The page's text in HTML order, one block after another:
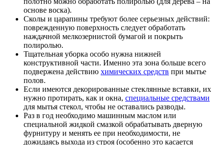
основе воска).
Сколы и царапины требуют более серьезных действий:
поврежденную поверхность следует обработать
наждачной мелкозернистой бумагой и покрыть
полиролью.
Тщательная уборка особо нужна нижней
конструктивной части. Именно эта зона больше всего
подвержена действию химических средств при мытье
полов.
Если имеются декорированные стеклянные вставки, их
нужно протирать, как и окна, специальные средствами
для мытья стекол, чтобы не оставались разводы.
Раз в год необходимо машинным маслом или
специальной жидкой смазкой обрабатывать дверную
фурнитуру и менять ее при необходимости, не
дожидаясь выхода из строя (особенно это касается